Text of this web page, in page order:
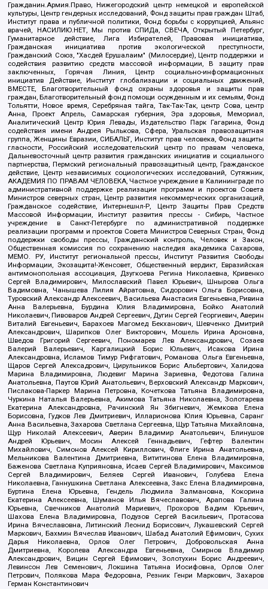
Гражданин.Армия.Право, Нижегородский центр немецкой и европейской
культуры, Центр гендерных исследований, Фонд защиты прав граждан Штаб,
Институт права и публичной политики, Фонд борьбы с коррупцией, Альянс
врачей, НАСИЛИЮ.НЕТ, Мы против СПИДа, СВЕЧА, Открытый Петербург,
Гуманитарное действие, Лига Избирателей, Правовая инициатива,
Гражданская инициатива против экологической преступности,
Гражданский Союз, "Хасдей Ерушалаим" (Милосердие), Центр поддержки и
содействия развитию средств массовой информации, В защиту прав
заключенных, Горячая Линия, Центр социально-информационных
инициатив Действие, Институт глобализации и социальных движений,
ВМЕСТЕ, Благотворительный фонд охраны здоровья и защиты прав
граждан, Благотворительный фонд помощи осужденным и их семьям, Фонд
Тольятти, Новое время, Серебряная тайга, Так-Так-Так, центр Сова, центр
Анна, Проект Апрель, Самарская губерния, Эра здоровья, Мемориал,
Аналитический Центр Юрия Левады, Издательство Парк Гагарина, Фонд
содействия имени Андрея Рылькова, Сфера, Уральская правозащитная
группа, Женщины Евразии, СИБАЛЬТ, Институт прав человека, Фонд защиты
гласности, Российский исследовательский центр по правам человека,
Дальневосточный центр развития гражданских инициатив и социального
партнерства, Пермский региональный правозащитный центр, Гражданское
действие, Центр независимых социологических исследований, Сутяжник,
АКАДЕМИЯ ПО ПРАВАМ ЧЕЛОВЕКА, Частное учреждение в Калининграде по
административной поддержке реализации программ и проектов Совета
Министров северных стран, Центр развития некоммерческих организаций,
Гражданское содействие, Интернешнл-Р, Центр Защиты Прав Средств
Массовой Информации, Институт развития прессы - Сибирь, Частное
учреждение в Санкт-Петербурге по административной поддержке
реализации программ и проектов Совета Министров Северных Стран, Фонд
поддержки свободы прессы, Гражданский контроль, Человек и Закон,
Общественная комиссия по сохранению наследия академика Сахарова,
МЕМО. РУ, Институт региональной прессы, Институт Развития Свободы
Информации, Экозащита!-Женсовет, Общественный вердикт, Евразийская
антимонопольная ассоциация, Дзугкоева Регина Николаевна, Кривенко
Сергей Владимирович, Милославский Павел Юрьевич, Шнырова Ольга
Вадимовна, Чанышева Лилия Айратовна, Сидорович Ольга Борисовна,
Туровский Александр Алексеевич, Васильева Анастасия Евгеньевна, Ривина
Анна Валерьевна, Бурдина Юлия Владимировна, Бойко Анатолий
Николаевич, Пивоваров Андрей Сергеевич, Дугин Сергей Георгиевич, Аверин
Виталий Евгеньевич, Барахоев Магомед Бекханович, Шевченко Дмитрий
Александрович, Шарипков Олег Викторович, Мошель Ирина Ароновна,
Шведов Григорий Сергеевич, Пономарев Лев Александрович, Созаев
Валерий Валерьевич, Каргалицкий Борис Юльевич, Исакова Ирина
Александровна, Исламов Тимур Рифгатович, Романова Ольга Евгеньевна,
Щаров Сергей Алексадрович, Цирульников Борис Альбертович, Халидова
Марина Владимировна, Людевиг Марина Зариевна, Федотова Галина
Анатольевна, Паутов Юрий Анатольевич, Верховский Александр Маркович,
Пислакова-Паркер Марина Петровна, Кочеткова Татьяна Владимировна,
Чуркина Наталья Валерьевна, Акимова Татьяна Николаевна, Золотарева
Екатерина Александровна, Рачинский Ян Збигневич, Жемкова Елена
Борисовна, Гудков Лев Дмитриевич, Илларионова Юлия Юрьевна, Саранг
Анна Васильевна, Захарова Светлана Сергеевна, Щур Татьяна Михайловна,
Щур Николай Алексеевич, Аверин Владимир Анатольевич, Блинушов
Андрей Юрьевич, Мосин Алексей Геннадьевич, Гефтер Валентин
Михайлович, Симонов Алексей Кириллович, Флиге Ирина Анатольевна,
Мельникова Валентина Дмитриевна, Вититинова Елена Владимировна,
Баженова Светлана Куприяновна, Исаев Сергей Владимирович, Максимов
Сергей Владимирович, Беляев Сергей Иванович, Голубева Елена
Николаевна, Ганнушкина Светлана Алексеевна, Закс Елена Владимировна,
Буртина Елена Юрьевна, Гендель Людмила Залмановна, Кокорина
Екатерина Алексеевна, Шуманов Илья Вячеславович, Арапова Галина
Юрьевна, Свечников Анатолий Мариевич, Прохоров Вадим Юрьевич,
Шахова Елена Владимировна, Подузов Сергей Васильевич, Протасова
Ирина Вячеславовна, Литинский Леонид Борисович, Лукашевский Сергей
Маркович, Бахмин Вячеслав Иванович, Шабад Анатолий Ефимович, Сухих
Дарья Николаевна, Орлов Олег Петрович, Добровольская Анна
Дмитриевна, Королева Александра Евгеньевна, Смирнов Владимир
Александрович, Вицин Сергей Ефимович, Золотухин Борис Андреевич,
Левинсон Лев Семенович, Локшина Татьяна Иосифовна, Орлов Олег
Петрович, Полякова Мара Федоровна, Резник Генри Маркович, Захаров
Герман Константинович